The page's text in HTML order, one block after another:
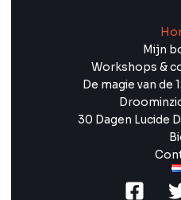
Mijn
Workshops &
De magie van de
30 Dagen Lucide